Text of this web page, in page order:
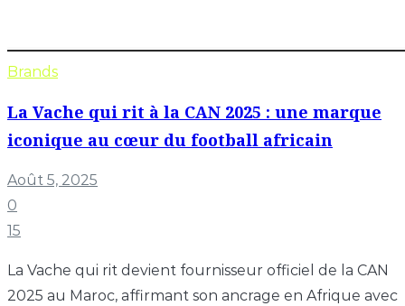
Brands
La Vache qui rit à la CAN 2025 : une marque
iconique au cœur du football africain
Août 5, 2025
0
15
La Vache qui rit devient fournisseur officiel de la CAN
2025 au Maroc, affirmant son ancrage en Afrique avec